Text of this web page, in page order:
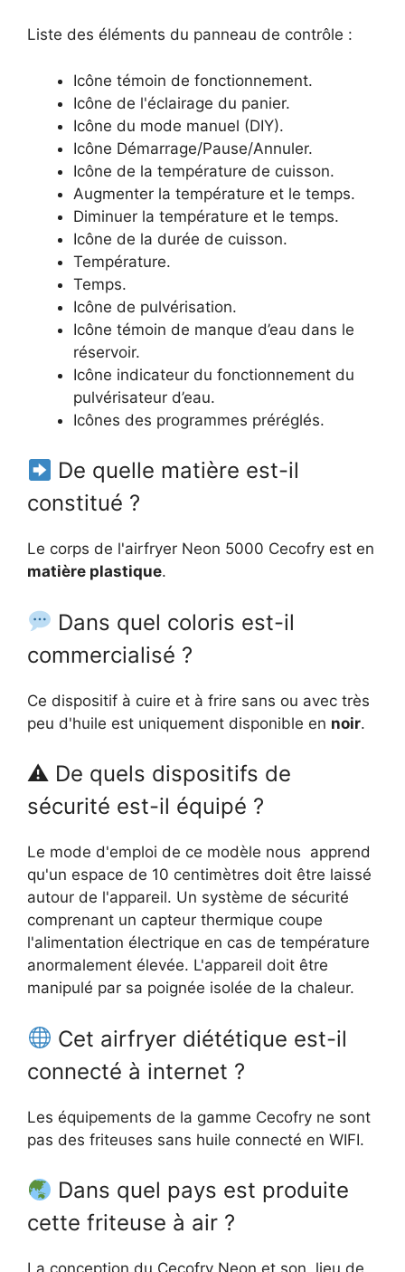
Liste des éléments du panneau de contrôle :
Icône témoin de fonctionnement.
Icône de l'éclairage du panier.
Icône du mode manuel (DIY).
Icône Démarrage/Pause/Annuler.
Icône de la température de cuisson.
Augmenter la température et le temps.
Diminuer la température et le temps.
Icône de la durée de cuisson.
Température.
Temps.
Icône de pulvérisation.
Icône témoin de manque d’eau dans le
réservoir.
Icône indicateur du fonctionnement du
pulvérisateur d’eau.
Icônes des programmes préréglés.
De quelle matière est-il
constitué ?
Le corps de l'airfryer Neon 5000 Cecofry est en
matière plastique.
Dans quel coloris est-il
commercialisé ?
Ce dispositif à cuire et à frire sans ou avec très
peu d'huile est uniquement disponible en noir.
⚠ De quels dispositifs de
sécurité est-il équipé ?
Le mode d'emploi de ce modèle nous apprend
qu'un espace de 10 centimètres doit être laissé
autour de l'appareil. Un système de sécurité
comprenant un capteur thermique coupe
l'alimentation électrique en cas de température
anormalement élevée. L'appareil doit être
manipulé par sa poignée isolée de la chaleur.
Cet airfryer diététique est-il
connecté à internet ?
Les équipements de la gamme Cecofry ne sont
pas des friteuses sans huile connecté en WIFI.
Dans quel pays est produite
cette friteuse à air ?